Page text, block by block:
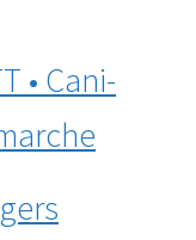
• Cani-